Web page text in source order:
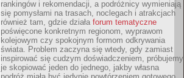
rankingów i rekomendacji, a podróżnicy wymieniają
się pomysłami na trasach, noclegach i atrakcjach
również tam, gdzie działa forum tematyczne
poświęcone konkretnym regionom, wyprawom
kolejowym czy spokojnym formom odkrywania
świata. Problem zaczyna się wtedy, gdy zamiast
inspirować się cudzym doświadczeniem, próbujemy
je skopiować jeden do jednego, jakby własna